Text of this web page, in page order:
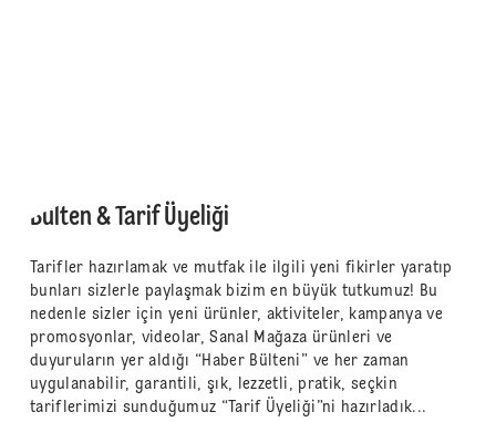
Bülten & Tarif Üyeliği
Tarifler hazırlamak ve mutfak ile ilgili yeni fikirler yaratıp
bunları sizlerle paylaşmak bizim en büyük tutkumuz! Bu
nedenle sizler için yeni ürünler, aktiviteler, kampanya ve
promosyonlar, videolar, Sanal Mağaza ürünleri ve
duyuruların yer aldığı “Haber Bülteni” ve her zaman
uygulanabilir, garantili, şık, lezzetli, pratik, seçkin
tariflerimizi sunduğumuz “Tarif Üyeliği”ni hazırladık...